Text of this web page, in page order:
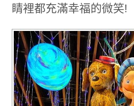
睛裡都充滿幸福的微笑!